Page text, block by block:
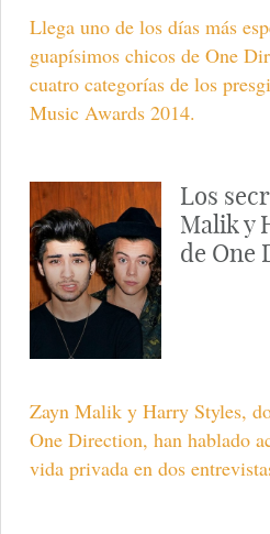
Llega uno de los días más
guapísimos chicos de One
cuatro categorías de los
Music Awards 2014.
Los
Malik y
de One
Zayn Malik y Harry Styles,
One Direction, han hablado
vida privada en dos